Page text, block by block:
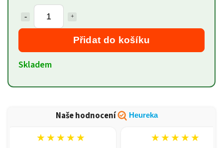
Přidat do košíku
Skladem
Naše hodnocení Heureka
★★★★★ ★★★★★